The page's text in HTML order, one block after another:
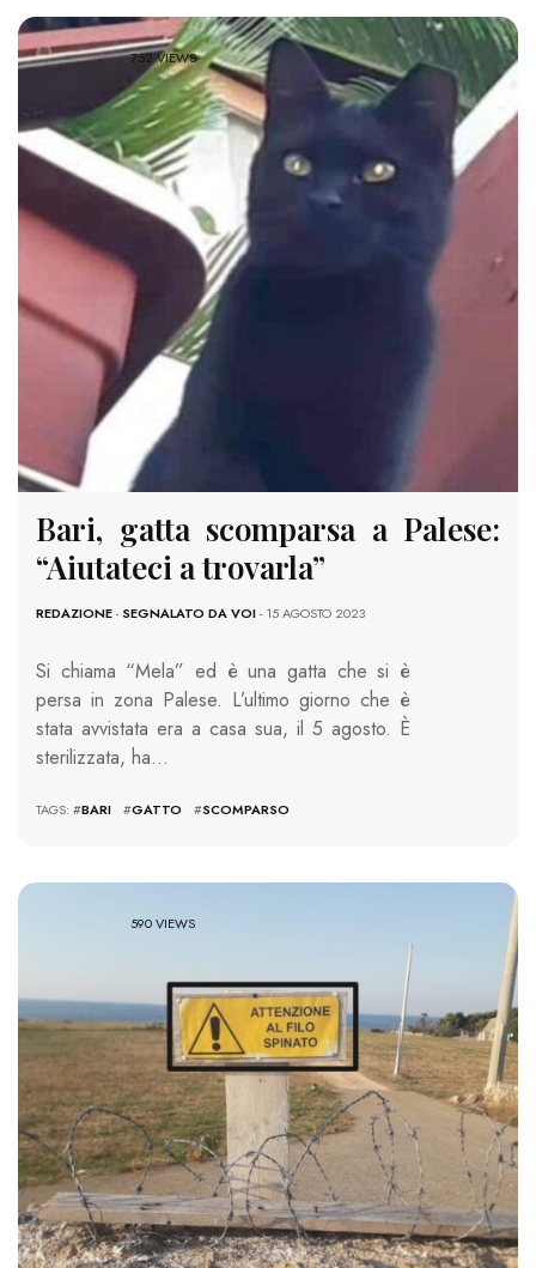
752 VIEWS
Bari, gatta scomparsa a Palese:
“Aiutateci a trovarla”
REDAZIONE-SEGNALATO DA VOI- 15 AGOSTO 2023
Si chiama “Mela” ed è una gatta che si è
persa in zona Palese. L’ultimo giorno che è
stata avvistata era a casa sua, il 5 agosto. È
sterilizzata, ha…
TAGS: #BARI #GATTO #SCOMPARSO
590 VIEWS